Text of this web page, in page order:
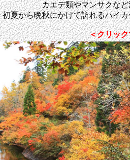
カエデ類やマンサクな
初夏から晩秋にかけて訪れるハイ
＜クリッ